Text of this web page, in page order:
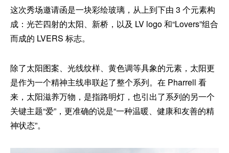
这次秀场邀请函是一块彩绘玻璃，从上到下由 3 个元素构
成：光芒四射的太阳、新桥，以及 LV logo 和“Lovers”组合
而成的 LVERS 标志。
除了太阳图案、光线纹样、黄色调等具象的元素，太阳更
是作为一个精神主线串联起了整个系列。在 Pharrell 看
来，太阳滋养万物，是指路明灯，也引出了系列的另一个
关键主题“爱”，更准确的说是“一种温暖、健康和友善的精
神状态”。